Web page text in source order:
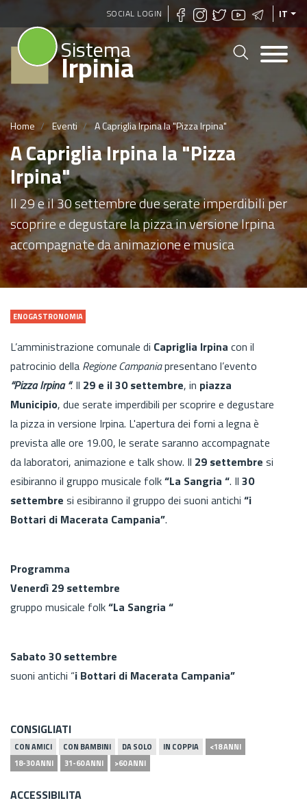
Salta
al
contenuto
principale
SOCIAL LOGIN IT
Sistema
Irpinia
Home Eventi A Capriglia Irpina la "Pizza Irpina"
A Capriglia Irpina la "Pizza
Irpina"
Il 29 e il 30 settembre due serate imperdibili per
scoprire e degustare la pizza in versione Irpina
accompagnate da animazione e musica
ENOGASTRONOMIA
L’amministrazione comunale di Capriglia Irpina con il
patrocinio della Regione Campaniapresentano l’evento
“Pizza Irpina “. Il 29 e il 30 settembre, in piazza
Municipio, due serate imperdibili per scoprire e degustare
la pizza in versione Irpina. L'apertura dei forni a legna è
prevista alle ore 19.00, le serate saranno accompagnate
da laboratori, animazione e talk show. Il 29 settembre si
esibiranno il gruppo musicale folk“La Sangria “. Il 30
settembre si esibiranno il gruppo dei suoni antichi “i
Bottari di Macerata Campania”.
Programma
Venerdì 29 settembre
gruppo musicale folk“La Sangria “
Sabato 30 settembre
suoni antichi “i Bottari di Macerata Campania”
CONSIGLIATI
CON AMICI CON BAMBINI DA SOLO IN COPPIA
<18 ANNI
18-30 ANNI
31-60 ANNI >60 ANNI
ACCESSIBILITA